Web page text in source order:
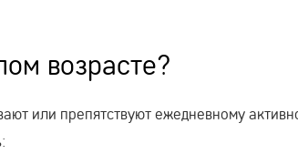
возрасте?
или препятствуют ежедневному